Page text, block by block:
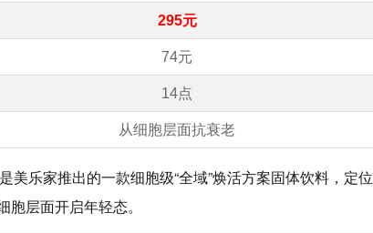
295元
74元
14点
从细胞层面抗衰老
美乐家推出的一款细胞级“全域”焕活方案固体饮料，定位
层面开启年轻态。